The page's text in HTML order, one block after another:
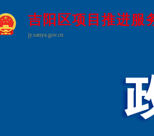
吉阳区项目推进服
jy.sanya.gov.cn